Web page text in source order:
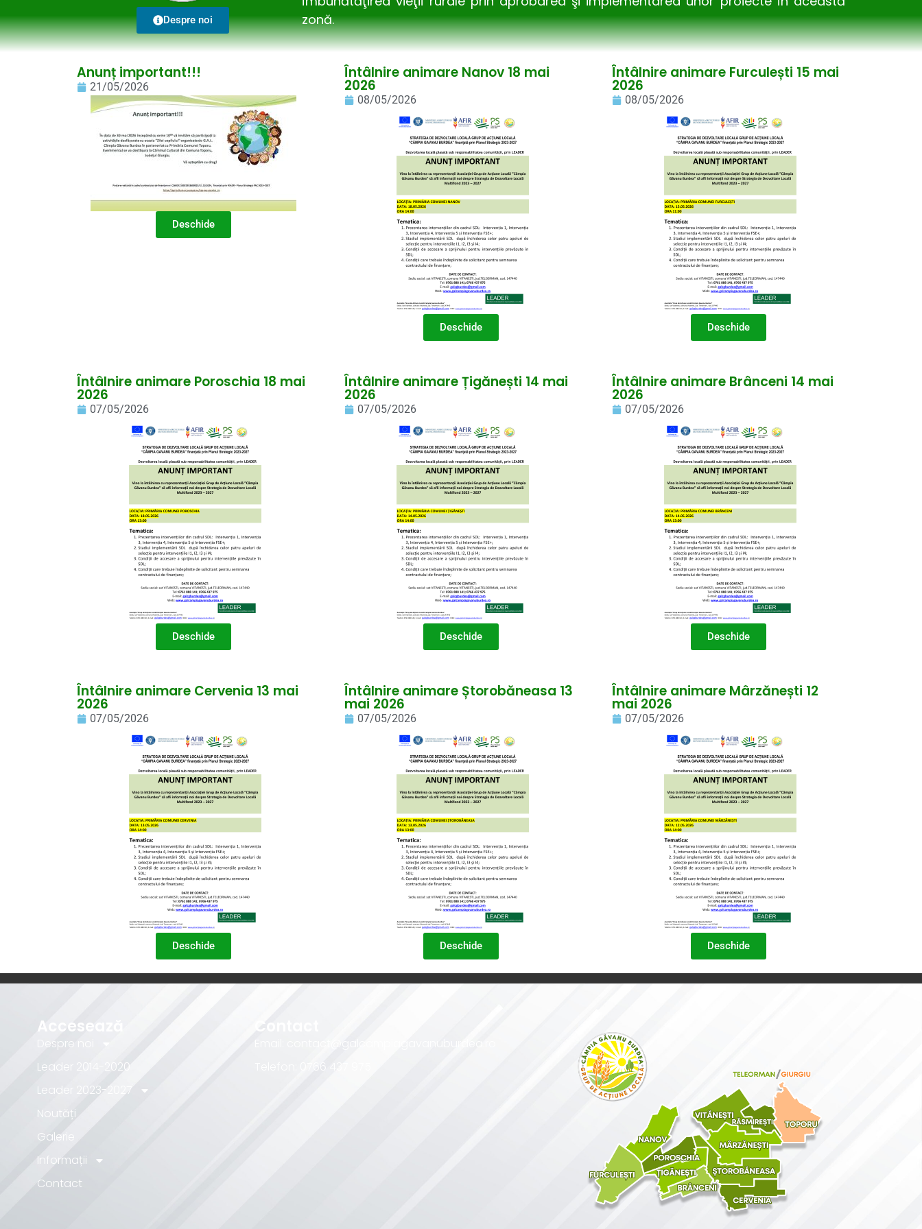
Despre noi
zonă.
Anunț important!!!
21/05/2026
Deschide
Întâlnire animare Nanov 18 mai
2026
08/05/2026
Deschide
Întâlnire animare Furculești 15 mai
2026
08/05/2026
Deschide
Întâlnire animare Poroschia 18 mai
2026
07/05/2026
Deschide
Întâlnire animare Țigănești 14 mai
2026
07/05/2026
Deschide
Întâlnire animare Brânceni 14 mai
2026
07/05/2026
Deschide
Întâlnire animare Cervenia 13 mai
2026
07/05/2026
Deschide
Întâlnire animare Ștorobăneasa 13
mai 2026
07/05/2026
Deschide
Întâlnire animare Mârzănești 12
mai 2026
07/05/2026
Deschide
Accesează
Despre noi
Leader 2014-2020
Leader 2023-2027
Noutăți
Galerie
Informații
Contact
Contact
Telefon: 0766 437 975